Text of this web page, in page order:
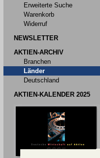
Erweiterte Suche
Warenkorb
Widerruf
NEWSLETTER
AKTIEN-ARCHIV
Branchen
Länder
Deutschland
AKTIEN-KALENDER 2025